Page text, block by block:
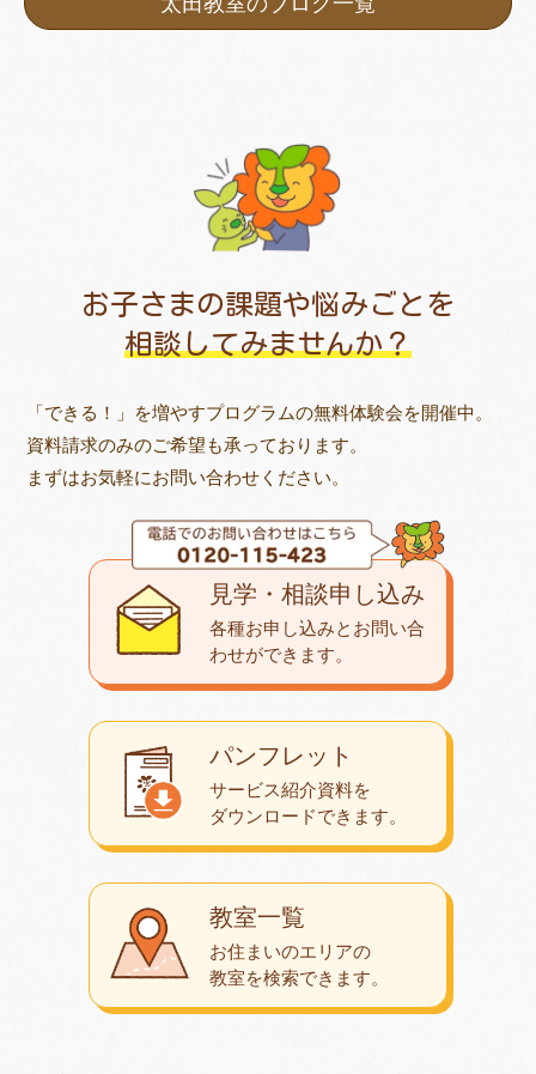
お子さまの課題や悩みごとを
相談してみませんか？
「できる！」を増やすプログラムの無料体験会を開催中。
資料請求のみのご希望も承っております。
まずはお気軽にお問い合わせください。
教室一覧
お住まいのエリアの
教室を検索できます。
パンフレット
サービス紹介資料を
ダウンロードできます。
見学・相談申し込み
各種お申し込みとお問い合
わせができます。